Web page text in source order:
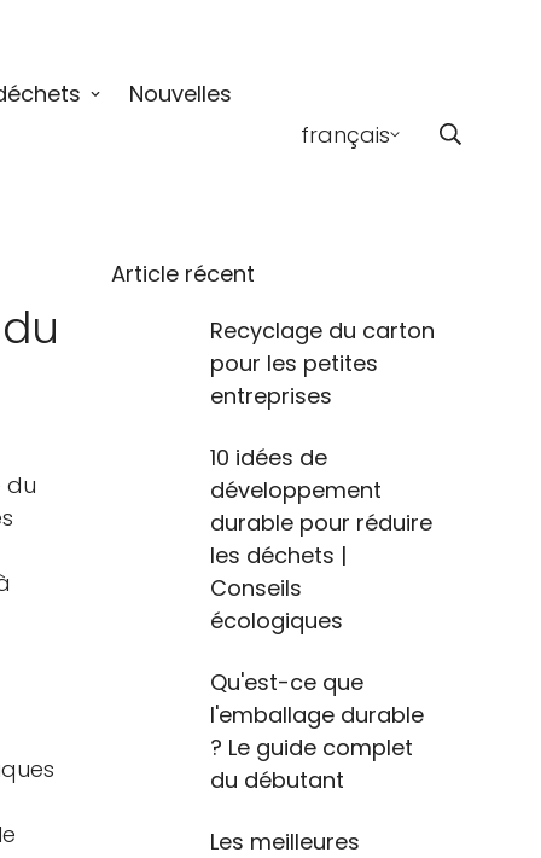
Nouvelles
français
du
Article récent
Recyclage du carton
pour les petites
entreprises
10 idées de
développement
durable pour réduire
les déchets |
Conseils
écologiques
Qu'est-ce que
l'emballage durable
? Le guide complet
du débutant
Les meilleures